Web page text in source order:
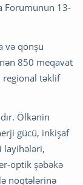
Forumunun 13-
və qonşu
850 meqavat
təklif
Ölkənin
gücü, inkişaf
layihələri,
optik şəbəkə
nöqtələrinə